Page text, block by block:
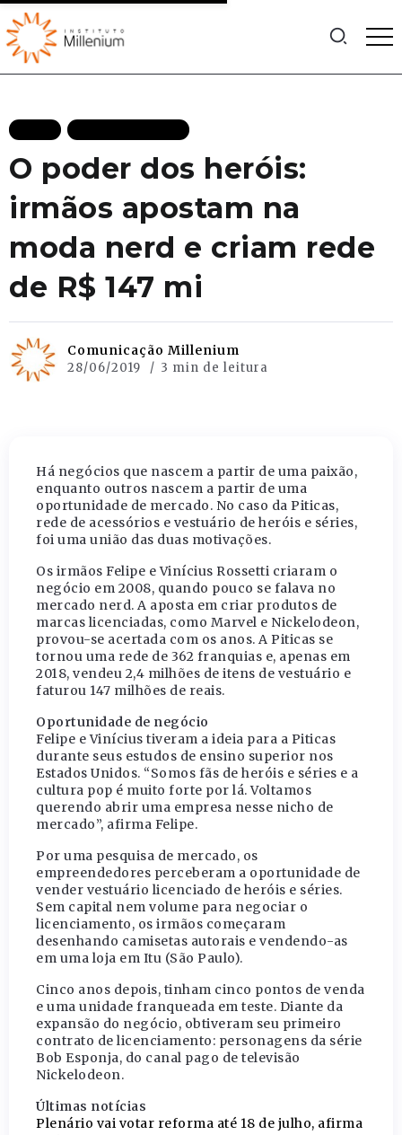
O poder dos heróis:
irmãos apostam na
moda nerd e criam rede
de R$ 147 mi
Comunicação Millenium
28/06/2019 3 min de leitura
Há negócios que nascem a partir de uma paixão,
enquanto outros nascem a partir de uma
oportunidade de mercado. No caso da Piticas,
rede de acessórios e vestuário de heróis e séries,
foi uma união das duas motivações.
Os irmãos Felipe e Vinícius Rossetti criaram o
negócio em 2008, quando pouco se falava no
mercado nerd. A aposta em criar produtos de
marcas licenciadas, como Marvel e Nickelodeon,
provou-se acertada com os anos. A Piticas se
tornou uma rede de 362 franquias e, apenas em
2018, vendeu 2,4 milhões de itens de vestuário e
faturou 147 milhões de reais.
Oportunidade de negócio
Felipe e Vinícius tiveram a ideia para a Piticas
durante seus estudos de ensino superior nos
Estados Unidos. “Somos fãs de heróis e séries e a
cultura pop é muito forte por lá. Voltamos
querendo abrir uma empresa nesse nicho de
mercado”, afirma Felipe.
Por uma pesquisa de mercado, os
empreendedores perceberam a oportunidade de
vender vestuário licenciado de heróis e séries.
Sem capital nem volume para negociar o
licenciamento, os irmãos começaram
desenhando camisetas autorais e vendendo-as
em uma loja em Itu (São Paulo).
Cinco anos depois, tinham cinco pontos de venda
e uma unidade franqueada em teste. Diante da
expansão do negócio, obtiveram seu primeiro
contrato de licenciamento: personagens da série
Bob Esponja, do canal pago de televisão
Nickelodeon.
Últimas notícias
Plenário vai votar reforma até 18 de julho, afirma